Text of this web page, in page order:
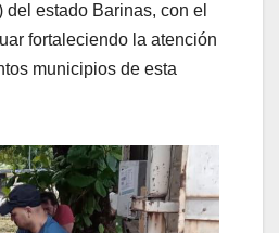
estado Barinas, con el
fortaleciendo la atención
municipios de esta